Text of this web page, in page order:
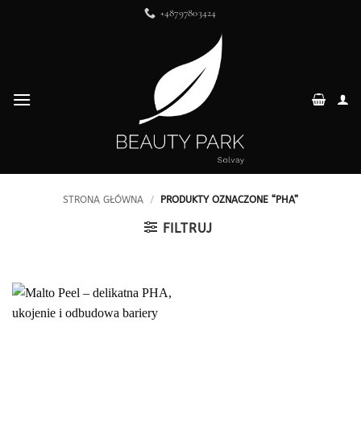
+48797803424
STRONA GŁÓWNA / PRODUKTY OZNACZONE “PHA”
FILTRUJ